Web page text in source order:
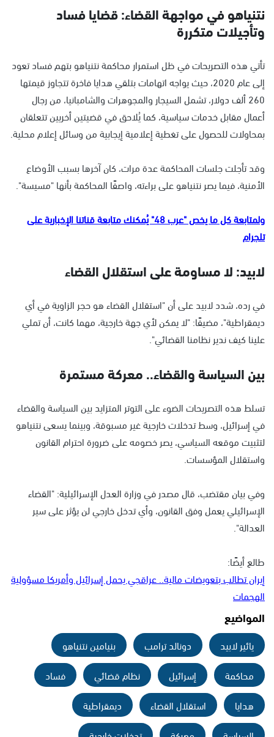
نتنياهو في مواجهة القضاء: قضايا فساد
وتأجيلات متكررة
تأتي هذه التصريحات في ظل استمرار محاكمة نتنياهو بتهم فساد تعود
إلى عام 2020، حيث يواجه اتهامات بتلقي هدايا فاخرة تتجاوز قيمتها
260 ألف دولار، تشمل السيجار والمجوهرات والشامبانيا، من رجال
أعمال مقابل خدمات سياسية، كما يُلاحق في قضيتين أخريين تتعلقان
بمحاولات للحصول على تغطية إعلامية إيجابية من وسائل إعلام محلية.
وقد تأجلت جلسات المحاكمة عدة مرات، كان آخرها بسبب الأوضاع
الأمنية، فيما يصر نتنياهو على براءته، واصفًا المحاكمة بأنها "مسيسة".
ولمتابعة كل ما يخص "عرب 48" يُمكنك متابعة قناتنا الإخبارية على
تلجرام
لابيد: لا مساومة على استقلال القضاء
في رده، شدد لابيد على أن "استقلال القضاء هو حجر الزاوية في أي
ديمقراطية"، مضيفًا: "لا يمكن لأي جهة خارجية، مهما كانت، أن تملي
علينا كيف ندير نظامنا القضائي".
بين السياسة والقضاء.. معركة مستمرة
تسلط هذه التصريحات الضوء على التوتر المتزايد بين السياسة والقضاء
في إسرائيل، وسط تدخلات خارجية غير مسبوقة، وبينما يسعى نتنياهو
لتثبيت موقعه السياسي، يصر خصومه على ضرورة احترام القانون
واستقلال المؤسسات.
وفي بيان مقتضب، قال مصدر في وزارة العدل الإسرائيلية: "القضاء
الإسرائيلي يعمل وفق القانون، وأي تدخل خارجي لن يؤثر على سير
العدالة".
طالع أيضًا:
إيران تطالب بتعويضات مالية.. عراقجي يحمل إسرائيل وأمريكا مسؤولية
الهجمات
المواضيع
يائير لابيد دونالد ترامب
بنيامين نتنياهو
محاكمة
إسرائيل نظام قضائي
فساد
هدايا
استقلال القضاء
ديمقراطية